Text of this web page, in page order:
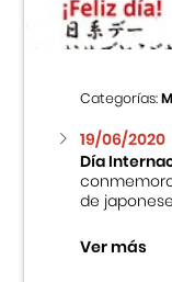
Categorías:
19/06/2020
Día
de
Ver más